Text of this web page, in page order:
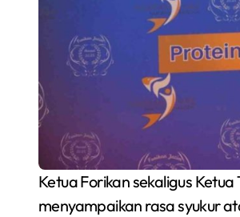
Ketua Forikan sekaligus
menyampaikan rasa syukur